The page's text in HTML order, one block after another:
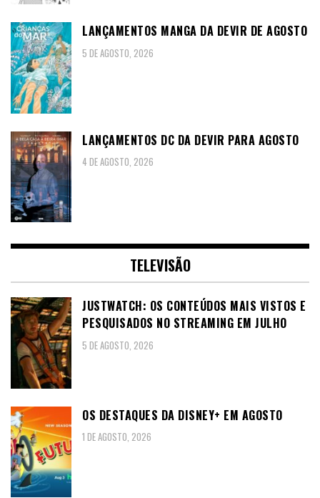
LANÇAMENTOS MANGA DA DEVIR DE AGOSTO
5 DE AGOSTO, 2026
LANÇAMENTOS DC DA DEVIR PARA AGOSTO
4 DE AGOSTO, 2026
TELEVISÃO
JUSTWATCH: OS CONTEÚDOS MAIS VISTOS E
PESQUISADOS NO STREAMING EM JULHO
5 DE AGOSTO, 2026
OS DESTAQUES DA DISNEY+ EM AGOSTO
1 DE AGOSTO, 2026